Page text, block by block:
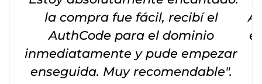
la compra fue fácil, recibí el
AuthCode para el dominio
inmediatamente y pude empezar
enseguida. Muy recomendable".